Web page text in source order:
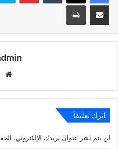
مشاركة عبر البريد طباعة
اترك تعليقاً
لن يتم نشر عنوان بريدك الإلكتروني.